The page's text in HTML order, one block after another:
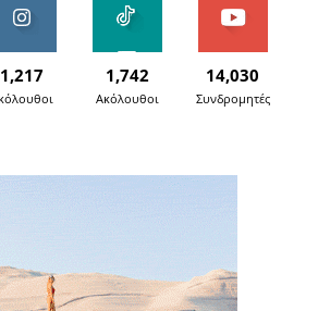
1,217 1,742
Ακόλουθοι
14,030
Συνδρομητές